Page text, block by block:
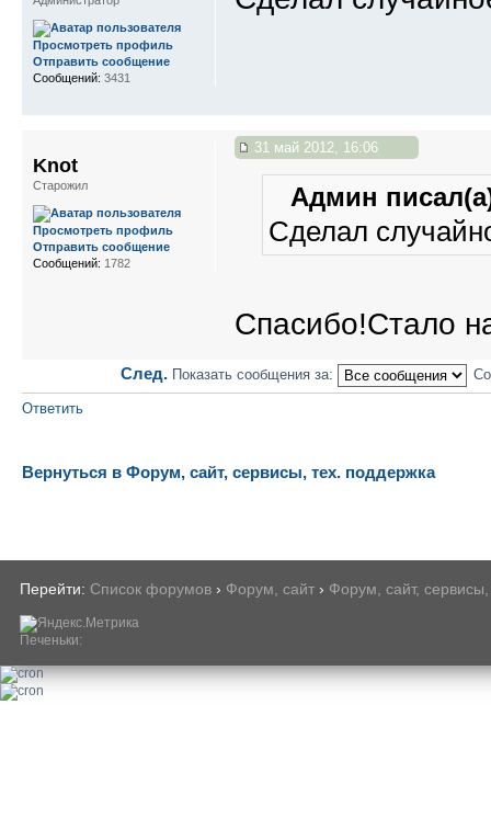
Просмотреть профиль
Отправить сообщение
Сообщений: 3431
31 май 2012, 16:06
Админ
Сделал
Спасибо!Стало
Knot
Старожил
Просмотреть профиль
Отправить сообщение
Сообщений: 1782
След. Показать сообщения за:
Ответить
Вернуться в Форум, сайт, сервисы, тех. поддержка
Перейти: Список форумов › Форум, сайт › Форум, сайт,
Печеньки: